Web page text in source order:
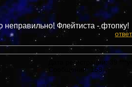
неправильно! Флейтиста - фтопку!
ответ
Дата регистрации: 39
Сообщений: 158